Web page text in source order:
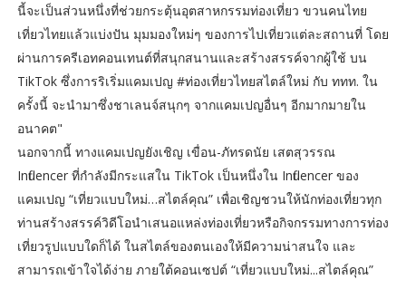
นี้จะเป็นส่วนหนึ่งที่ช่วยกระตุ้นอุตสาหกรรมท่องเที่ยว ขวนคนไทย
เที่ยวไทยแล้วแบ่งปัน มุมมองใหม่ๆ ของการไปเที่ยวแต่ละสถานที่ โดย
ผ่านการครีเอทคอนเทนต์ที่สนุกสนานและสร้างสรรค์จากผู้ใช้ บน
TikTok ซึ่งการริเริ่มแคมเปญ #ท่องเที่ยวไทยสไตล์ใหม่ กับ ททท. ใน
ครั้งนี้ จะนำมาซึ่งชาเลนจ์สนุกๆ จากแคมเปญอื่นๆ อีกมากมายใน
อนาคต"
นอกจากนี้ ทางแคมเปญยังเชิญ เขื่อน-ภัทรดนัย เสตสุวรรณ
Influencer ที่กำลังมีกระแสใน TikTok เป็นหนึ่งใน Influencer ของ
แคมเปญ “เที่ยวแบบใหม่…สไตล์คุณ” เพื่อเชิญชวนให้นักท่องเที่ยวทุก
ท่านสร้างสรรค์วิดีโอนำเสนอแหล่งท่องเที่ยวหรือกิจกรรมทางการท่อง
เที่ยวรูปแบบใดก็ได้ ในสไตล์ของตนเองให้มีความน่าสนใจ และ
สามารถเข้าใจได้ง่าย ภายใต้คอนเซปต์ “เที่ยวแบบใหม่...สไตล์คุณ”